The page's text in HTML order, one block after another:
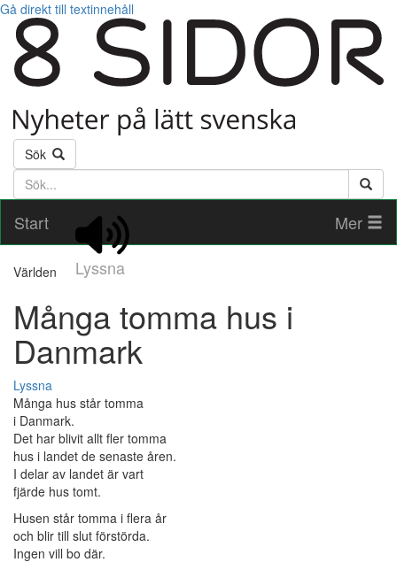
Gå direkt till textinnehåll
Sök
Söktext
Start
Lyssna
Mer
Världen
Många tomma hus i
Danmark
Lyssna
Många hus står tomma
i Danmark.
Det har blivit allt fler tomma
hus i landet de senaste åren.
I delar av landet är vart
fjärde hus tomt.
Husen står tomma i flera år
och blir till slut förstörda.
Ingen vill bo där.